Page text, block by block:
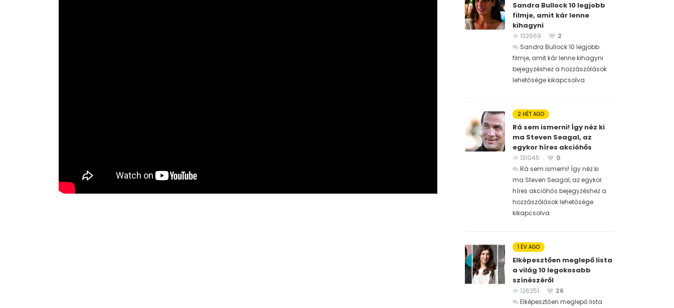
Sandra Bullock 10 legjobb
filmje, amit kár lenne
kihagyni
132669
2
Sandra Bullock 10 legjobb
filmje, amit kár lenne kihagyni
bejegyzéshez a hozzászólások
lehetősége kikapcsolva
2 HÉT AGO
Rá sem ismerni! Így néz ki
ma Steven Seagal, az
egykor híres akcióhős
131045
0
Rá sem ismerni! Így néz ki
ma Steven Seagal, az egykor
híres akcióhős bejegyzéshez a
hozzászólások lehetősége
kikapcsolva
1 ÉV AGO
Elképesztően meglepő lista
a világ 10 legokosabb
színészéről
126251
26
Elképesztően meglepő lista